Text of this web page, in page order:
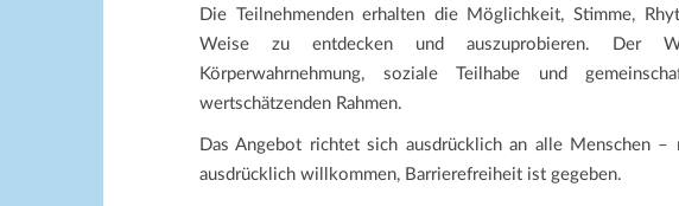
Die Teilnehmenden erhalten die Möglichkeit, Stimme,
Weise zu entdecken und auszuprobieren. Der
Körperwahrnehmung, soziale Teilhabe und
wertschätzenden Rahmen.
Das Angebot richtet sich ausdrücklich an alle Menschen
ausdrücklich willkommen, Barrierefreiheit ist gegeben.